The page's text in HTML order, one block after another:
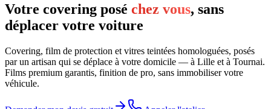
Votre covering posé chez vous, sans
déplacer votre voiture
Covering, film de protection et vitres teintées homologuées, posés
par un artisan qui se déplace à votre domicile — à Lille et à Tournai.
Films premium garantis, finition de pro, sans immobiliser votre
véhicule.